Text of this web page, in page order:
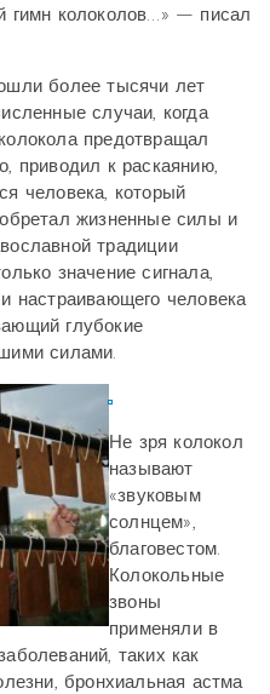
гимн колоколов…» — писал
более тысячи лет
случаи, когда
предотвращал
приводил к раскаянию,
человека, который
жизненные силы и
традиции
значение сигнала,
настраивающего человека
глубокие
силами.
Не зря колокол
называют
«звуковым
солнцем»,
благовестом.
Колокольные
звоны
применяли в
таких как
бронхиальная астма